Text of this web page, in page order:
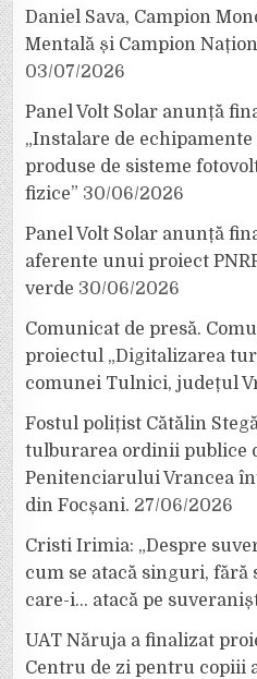
Daniel Sava, Campion
Mentală și Campion
03/07/2026
Panel Volt Solar anunță
„Instalare de
produse de sisteme
fizice” 30/06/2026
Panel Volt Solar anunță
aferente unui proiect
verde 30/06/2026
Comunicat de presă.
proiectul „Digitalizarea
comunei Tulnici, județul
Fostul polițist Cătălin
tulburarea ordinii publice
Penitenciarului Vrancea
din Focșani. 27/06/2026
Cristi Irimia: „Despre
cum se atacă singuri, fără
care-i… atacă pe
UAT Năruja a finalizat
Centru de zi pentru copiii